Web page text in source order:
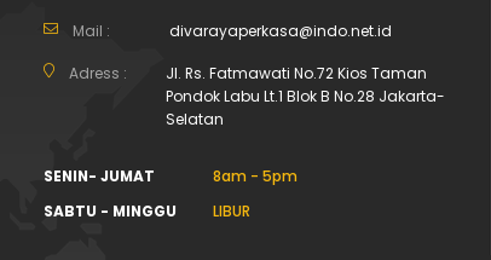
Mail : divarayaperkasa@indo.net.id
Adress :
Jl. Rs. Fatmawati No.72 Kios Taman
Pondok Labu Lt.1 Blok B No.28 Jakarta-
Selatan
SENIN- JUMAT
8am - 5pm
SABTU - MINGGU
LIBUR